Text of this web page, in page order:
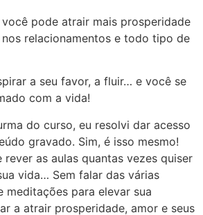
pode atrair mais prosperidade
relacionamentos e todo tipo de
a seu favor, a fluir… e você se
com a vida!
do curso, eu resolvi dar acesso
gravado. Sim, é isso mesmo!
as aulas quantas vezes quiser
vida… Sem falar das várias
meditações para elevar sua
a atrair prosperidade, amor e seus